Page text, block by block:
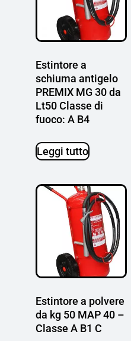
Estintore a
schiuma antigelo
PREMIX MG 30 da
Lt50 Classe di
fuoco: A B4
Leggi tutto
Estintore a polvere
da kg 50 MAP 40 –
Classe A B1 C